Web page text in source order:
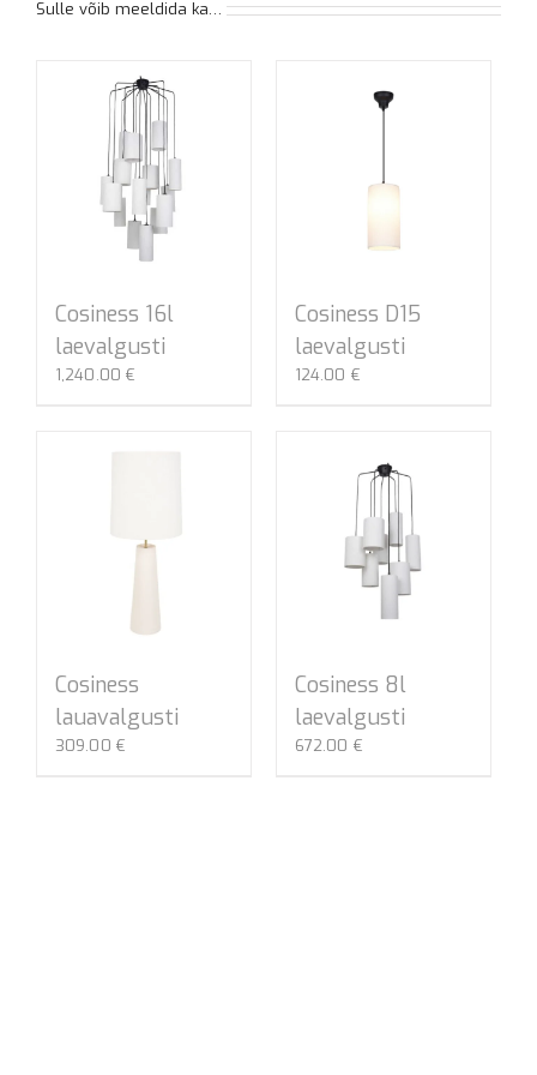
Sulle võib meeldida ka…
Cosiness 16l
laevalgusti
1,240.00 €
Cosiness D15
laevalgusti
124.00 €
Cosiness
lauavalgusti
309.00 €
Cosiness 8l
laevalgusti
672.00 €